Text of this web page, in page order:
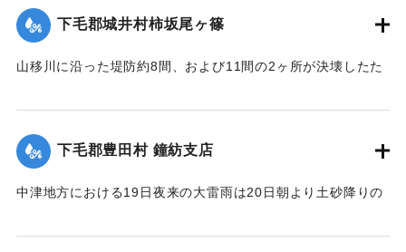
増水を見るにいたり、橋の架設工事で使用中の機械および小
舟が流失したのをはじめとして沿岸に積載ていた石炭、石
【出典：大分新聞 大正12年6月22日 朝刊7面、6月23日朝刊4
面】
｜固有コード:00275063
下毛郡城井村柿坂尾ヶ篠
山移川に沿った堤防約8間、および11間の2ヶ所が決壊したた
になった。
住民所有の木材、セメント（価格約800円）を流失した。
【出典：大分新聞 大正12年6月22日 朝刊4面、朝刊7面】
下毛郡豊田村 鐘紡支店
中津地方における19日夜来の大雷雨は20日朝より土砂降りの
た。これと同時に中津市外豊田村鐘紡支店付近一帯はほとん